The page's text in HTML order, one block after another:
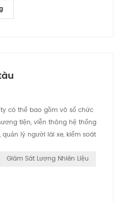
có thể bao gồm vô số chức
tiện, viễn thông hệ thống
lý người lái xe, kiểm soát
khiển. Điều này loại hình
lợi thế, kể từ nó cho phép
Giám Sát Lượng Nhiên Liệu